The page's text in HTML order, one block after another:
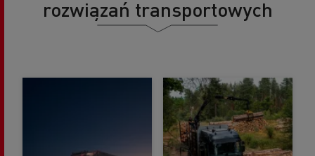
rozwiązań transportowych